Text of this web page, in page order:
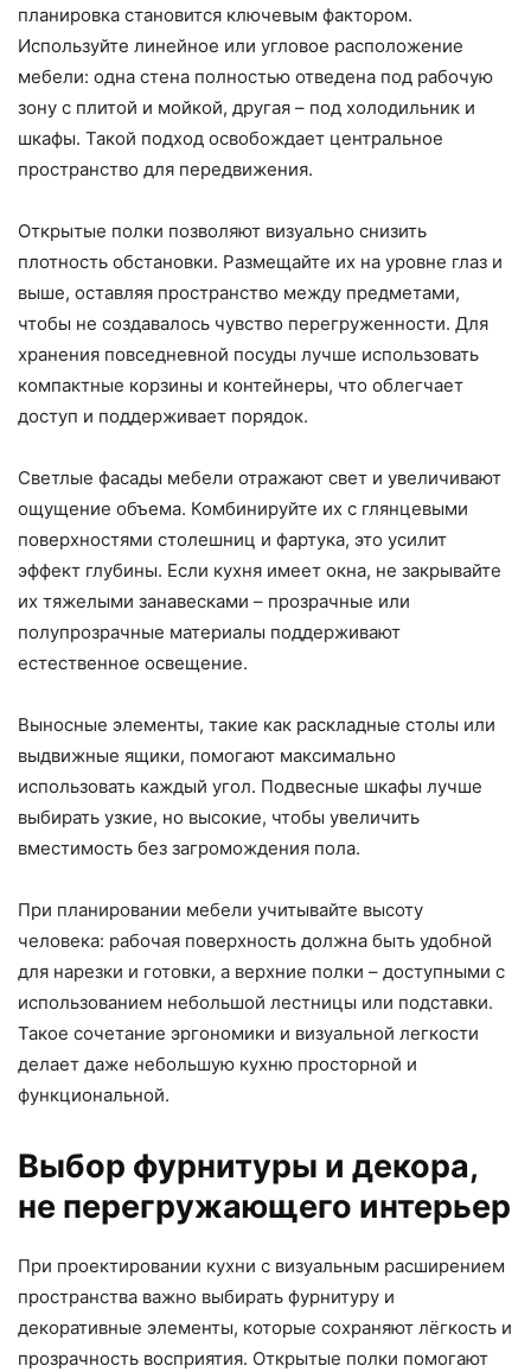
планировка становится ключевым фактором.
Используйте линейное или угловое расположение
мебели: одна стена полностью отведена под рабочую
зону с плитой и мойкой, другая – под холодильник и
шкафы. Такой подход освобождает центральное
пространство для передвижения.
Открытые полки позволяют визуально снизить
плотность обстановки. Размещайте их на уровне глаз и
выше, оставляя пространство между предметами,
чтобы не создавалось чувство перегруженности. Для
хранения повседневной посуды лучше использовать
компактные корзины и контейнеры, что облегчает
доступ и поддерживает порядок.
Светлые фасады мебели отражают свет и увеличивают
ощущение объема. Комбинируйте их с глянцевыми
поверхностями столешниц и фартука, это усилит
эффект глубины. Если кухня имеет окна, не закрывайте
их тяжелыми занавесками – прозрачные или
полупрозрачные материалы поддерживают
естественное освещение.
Выносные элементы, такие как раскладные столы или
выдвижные ящики, помогают максимально
использовать каждый угол. Подвесные шкафы лучше
выбирать узкие, но высокие, чтобы увеличить
вместимость без загромождения пола.
При планировании мебели учитывайте высоту
человека: рабочая поверхность должна быть удобной
для нарезки и готовки, а верхние полки – доступными с
использованием небольшой лестницы или подставки.
Такое сочетание эргономики и визуальной легкости
делает даже небольшую кухню просторной и
функциональной.
Выбор фурнитуры и декора,
не перегружающего интерьер
При проектировании кухни с визуальным расширением
пространства важно выбирать фурнитуру и
декоративные элементы, которые сохраняют лёгкость и
прозрачность восприятия. Открытые полки помогают